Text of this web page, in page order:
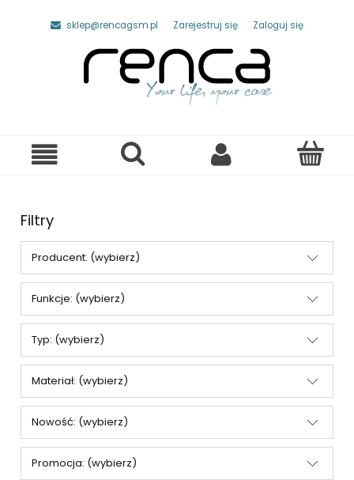
sklep@rencagsm.pl Zarejestruj się Zaloguj się
Filtry
Producent: (wybierz)
Funkcje: (wybierz)
Typ: (wybierz)
Materiał: (wybierz)
Nowość: (wybierz)
Promocja: (wybierz)